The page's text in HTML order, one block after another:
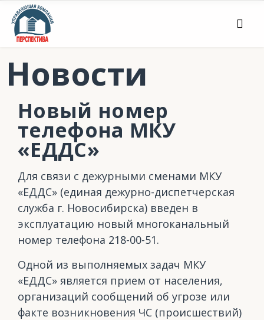
Новости
Новый номер
телефона МКУ
«ЕДДС»
Для связи с дежурными сменами МКУ
«ЕДДС» (единая дежурно-диспетчерская
служба г. Новосибирска) введен в
эксплуатацию новый многоканальный
номер телефона 218-00-51.
Одной из выполняемых задач МКУ
«ЕДДС» является прием от населения,
организаций сообщений об угрозе или
факте возникновения ЧС (происшествий)